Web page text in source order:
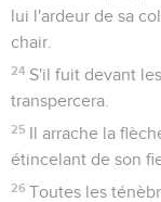
lui l'ardeur de sa
chair.
24 S'il fuit devant
transpercera.
25 Il arrache la
étincelant de son
26 Toutes les